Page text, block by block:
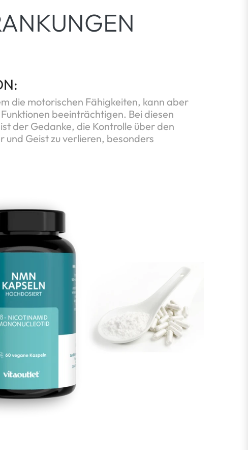
die motorischen Fähigkeiten, kann aber
beeinträchtigen. Bei diesen
der Gedanke, die Kontrolle über den
und Geist zu verlieren, besonders